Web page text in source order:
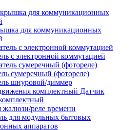
для коммуникационных
с электронной коммутацией
сумеречный (фотореле)
шнуровой/диммер
Датчик
жалюзи/реле времени